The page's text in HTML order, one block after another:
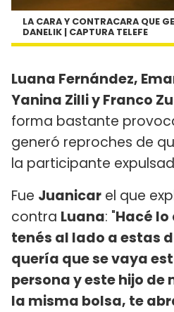
LA CARA Y CONTRACARA QUE
DANELIK | CAPTURA TELEFE
Luana Fernández,
Yanina Zilli y Franco
forma bastante
generó reproches de
la participante
Fue Juanicar el que
contra Luana: "Hacé lo
tenés al lado a estas
quería que se vaya
persona y este hijo de
la misma bolsa, te